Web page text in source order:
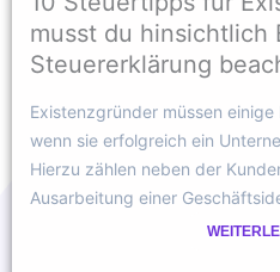
musst du hinsichtlich
Steuererklärung
Existenzgründer müssen
wenn sie erfolgreich ein
Hierzu zählen neben der
Ausarbeitung einer